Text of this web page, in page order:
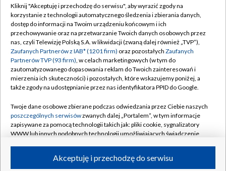
TVP
Abonament TVP
Emisja w TVP
Centrum informacji TVP
Naziemna Telewizja Cyfrowa
Rada Programowa
System NOS
Informacje o nadawcy
Program dla prasy
Regulamin TVP
Polityka prywatności
Moje zgody
Pomoc
Kontakt
Kanały
Kliknij "Akceptuję i przechodzę do serwisu", aby wyrazić zgody na
korzystanie z technologii automatycznego śledzenia i zbierania danych,
dostęp do informacji na Twoim urządzeniu końcowym i ich
przechowywanie oraz na przetwarzanie Twoich danych osobowych przez
nas, czyli Telewizję Polską S.A. w likwidacji (zwaną dalej również „TVP”),
Zaufanych Partnerów z IAB* (1201 firm) oraz pozostałych Zaufanych
Partnerów TVP (93 firm), w celach marketingowych (w tym do
zautomatyzowanego dopasowania reklam do Twoich zainteresowań i
mierzenia ich skuteczności) i pozostałych, które wskazujemy poniżej, a
także zgody na udostępnianie przez nas identyfikatora PPID do Google.
Twoje dane osobowe zbierane podczas odwiedzania przez Ciebie naszych
poszczególnych serwisówzwanych dalej „Portalem”, w tym informacje
zapisywane za pomocą technologii takich jak: pliki cookie, sygnalizatory
WWW lub innych podobnych technologii umożliwiających świadczenie
ruchu w Internecie.Akceptuję i przechodzę do serwisu